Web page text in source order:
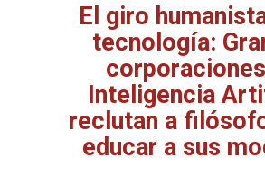
El giro
tecnología:
Inteligencia
reclutan a
educar a sus